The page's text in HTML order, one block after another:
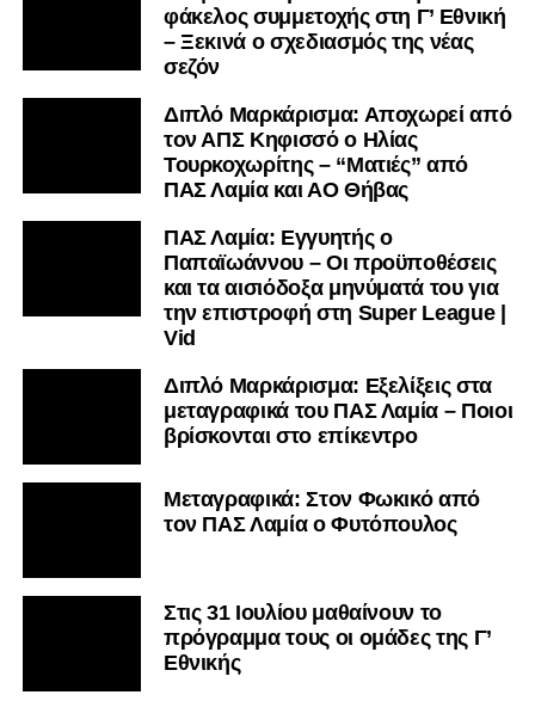
φάκελος συμμετοχής στη Γ’ Εθνική
– Ξεκινά ο σχεδιασμός της νέας
σεζόν
Διπλό Μαρκάρισμα: Αποχωρεί από
τον ΑΠΣ Κηφισσό ο Ηλίας
Τουρκοχωρίτης – “Ματιές” από
ΠΑΣ Λαμία και ΑΟ Θήβας
ΠΑΣ Λαμία: Εγγυητής ο
Παπαϊωάννου – Οι προϋποθέσεις
και τα αισιόδοξα μηνύματά του για
την επιστροφή στη Super League |
Vid
Διπλό Μαρκάρισμα: Εξελίξεις στα
μεταγραφικά του ΠΑΣ Λαμία – Ποιοι
βρίσκονται στο επίκεντρο
Μεταγραφικά: Στον Φωκικό από
τον ΠΑΣ Λαμία ο Φυτόπουλος
Στις 31 Ιουλίου μαθαίνουν το
πρόγραμμα τους οι ομάδες της Γ’
Εθνικής